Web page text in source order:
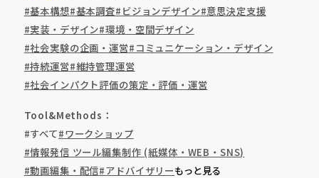
#基本構想#基本調査#ビジョンデザイン#意思決定支援
#実装・デザイン#環境・空間デザイン
#社会実験の企画・運営#コミュニケーション・デザイン
#持続運営#維持管理運営
#社会インパクト評価の策定・評価・運営
Tool&Methods
#すべて#ワークショップ
#情報発信 ツール編集制作 (紙媒体・WEB・SNS)
#動画編集・配信#アドバイザリーもっと見る